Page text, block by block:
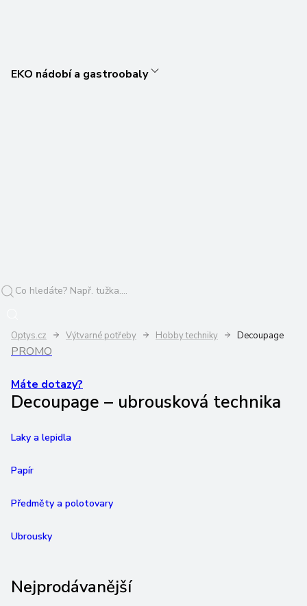
EKO nádobí a gastroobaly
Optys.cz Výtvarné potřeby Hobby techniky Decoupage
PROMO
Máte dotazy?
Decoupage – ubrousková technika
Laky a lepidla
Papír
Předměty a polotovary
Ubrousky